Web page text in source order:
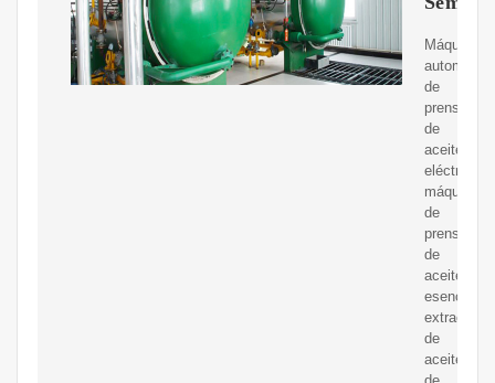
Máquina
automática
de
prensa
de
aceite
eléctrica,
máquina
de
prensa
de
aceite
esencial,
extractor
de
aceite